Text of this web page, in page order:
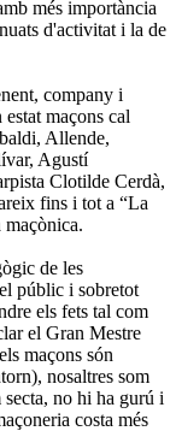
més importància
d'activitat i la de
company i
maçons cal
Allende,
Agustí
Clotilde Cerdà,
fins i tot a “La
maçònica.
de les
públic i sobretot
els fets tal com
el Gran Mestre
maçons són
nosaltres som
no hi ha gurú i
costa més